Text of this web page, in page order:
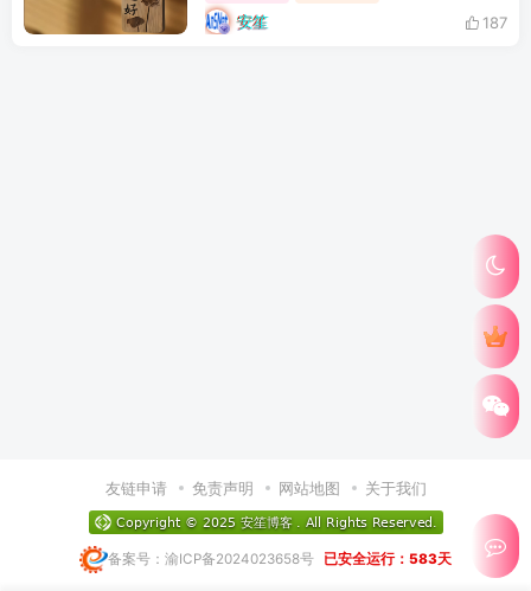
安笙 187
友链申请 免责声明 网站地图 关于我们
备案号：渝ICP备2024023658号 已安全运行：583天